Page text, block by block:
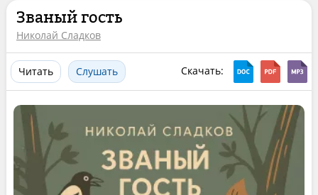
Званый гость
Николай Сладков
Читать Слушать Скачать: